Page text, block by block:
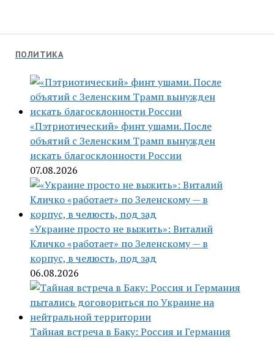
ПОЛИТИКА
«Пэтриотический» финт ушами. После
объятий с Зеленским Трамп вынужден
искать благосклонности России
07.08.2026
«Украине просто не выжить»: Виталий
Кличко «работает» по Зеленскому — в
корпус, в челюсть, под зад
06.08.2026
Тайная встреча в Баку: Россия и Германия